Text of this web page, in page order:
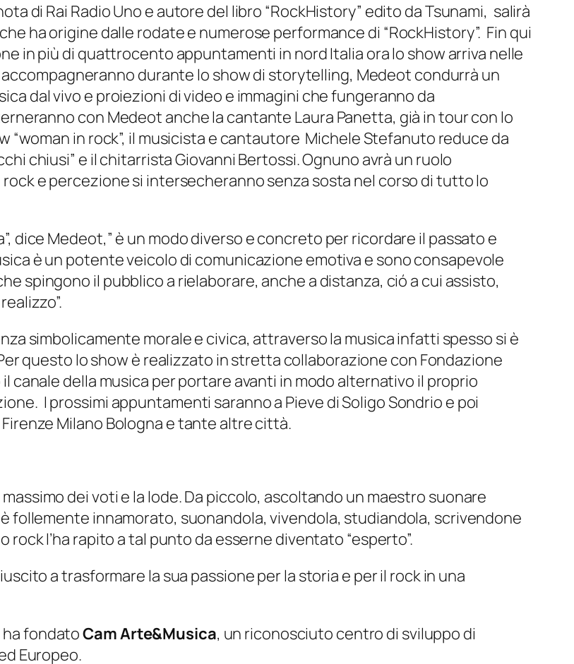
di Rai Radio Uno e autore del libro “RockHistory” edito da Tsunami, salirà
ha origine dalle rodate e numerose performance di “RockHistory”. Fin qui
in più di quattrocento appuntamenti in nord Italia ora lo show arriva nelle
durante lo show di storytelling, Medeot condurrà un
dal vivo e proiezioni di video e immagini che fungeranno da
con Medeot anche la cantante Laura Panetta, già in tour con lo
in rock”, il musicista e cantautore Michele Stefanuto reduce da
chiusi” e il chitarrista Giovanni Bertossi. Ognuno avrà un ruolo
e percezione si intersecheranno senza sosta nel corso di tutto lo
dice Medeot,” è un modo diverso e concreto per ricordare il passato e
è un potente veicolo di comunicazione emotiva e sono consapevole
spingono il pubblico a rielaborare, anche a distanza, ció a cui assisto,
simbolicamente morale e civica, attraverso la musica infatti spesso si è
questo lo show è realizzato in stretta collaborazione con Fondazione
canale della musica per portare avanti in modo alternativo il proprio
I prossimi appuntamenti saranno a Pieve di Soligo Sondrio e poi
Milano Bologna e tante altre città.
dei voti e la lode. Da piccolo, ascoltando un maestro suonare
follemente innamorato, suonandola, vivendola, studiandola, scrivendone
l’ha rapito a tal punto da esserne diventato “esperto”.
a trasformare la sua passione per la storia e per il rock in una
ha fondatoCam Arte&Musica, un riconosciuto centro di sviluppo di
Europeo.